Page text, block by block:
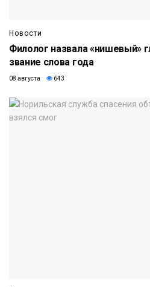
Новости
Филолог назвала «нишевый»
звание слова года
08 августа 643